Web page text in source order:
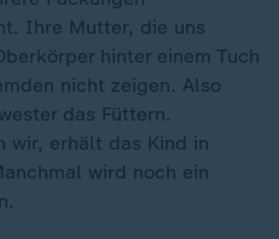
Ihre Mutter, die uns
hinter einem Tuch
nicht zeigen. Also
das Füttern.
wir, erhält das Kind in
wird noch ein